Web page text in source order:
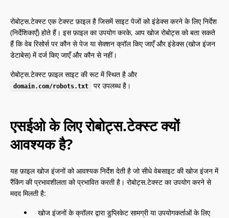
रोबोट्स.टेक्स्ट एक टेक्स्ट फ़ाइल है जिसमें साइट पेजों को इंडेक्स करने के लिए निर्देश
(निर्देशिकाएँ) होते हैं। इस फ़ाइल का उपयोग करके, आप खोज रोबोट्स को बता सकते
हैं कि वेब रिसोर्स पर कौन से पेज या सेक्शन क्रॉल किए जाएँ और इंडेक्स (खोज इंजन
डेटाबेस) में दर्ज किए जाएँ और कौन से नहीं।
रोबोट्स.टेक्स्ट फ़ाइल साइट की रूट में स्थित है और
domain.com/robots.txt पर उपलब्ध है।
एसईओ के लिए रोबोट्स.टेक्स्ट क्यों
आवश्यक है?
यह फ़ाइल खोज इंजनों को आवश्यक निर्देश देती है जो सीधे वेबसाइट की खोज इंजन में
रैंकिंग की प्रभावशीलता को प्रभावित करती है। रोबोट्स.टेक्स्ट का उपयोग करने से
मदद मिलती है:
खोज इंजनों के क्रॉलर द्वारा डुप्लिकेट सामग्री या उपयोगकर्ताओं के लिए